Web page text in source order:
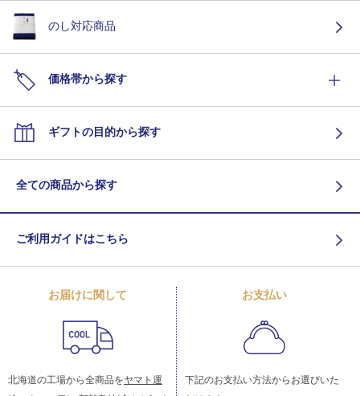
のし対応商品
価格帯から探す
ギフトの目的から探す
全ての商品から探す
ご利用ガイドはこちら
お届けに関して
北海道の工場から全商品をヤマト運
お支払い
下記のお支払い方法からお選びいた